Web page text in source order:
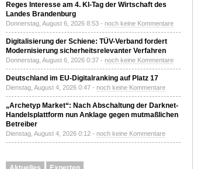
Reges Interesse am 4. KI-Tag der Wirtschaft des
Landes Brandenburg
Donnerstag, August 6, 2026 8:53 - noch keine Kommentare
Digitalisierung der Schiene: TÜV-Verband fordert
Modernisierung sicherheitsrelevanter Verfahren
Donnerstag, August 6, 2026 0:37 - noch keine Kommentare
Deutschland im EU-Digitalranking auf Platz 17
Dienstag, August 4, 2026 0:47 - noch keine Kommentare
„Archetyp Market“: Nach Abschaltung der Darknet-
Handelsplattform nun Anklage gegen mutmaßlichen
Betreiber
Dienstag, August 4, 2026 0:12 - noch keine Kommentare